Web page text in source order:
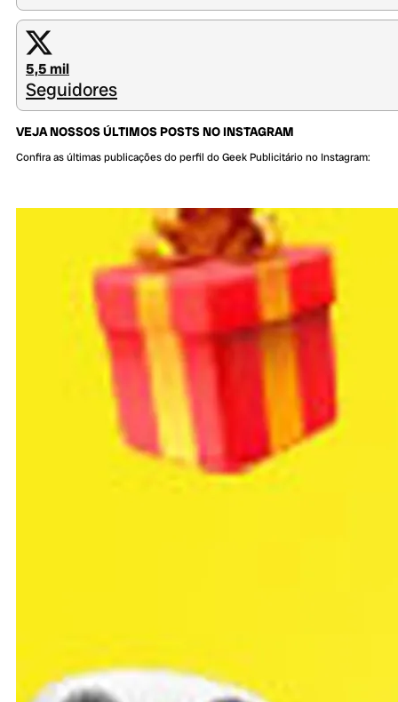
5,5 mil
Seguidores
VEJA NOSSOS ÚLTIMOS POSTS NO INSTAGRAM
Confira as últimas publicações do perfil do Geek Publicitário no Instagram: